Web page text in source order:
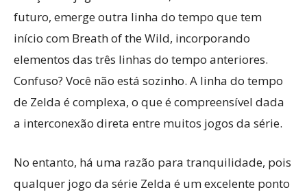
futuro, emerge outra linha do tempo que tem
início com Breath of the Wild, incorporando
elementos das três linhas do tempo anteriores.
Confuso? Você não está sozinho. A linha do tempo
de Zelda é complexa, o que é compreensível dada
a interconexão direta entre muitos jogos da série.
No entanto, há uma razão para tranquilidade, pois
qualquer jogo da série Zelda é um excelente ponto